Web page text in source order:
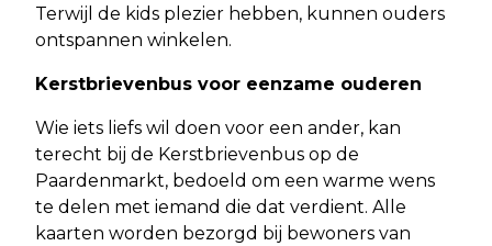
Terwijl de kids plezier hebben, kunnen ouders
ontspannen winkelen.
Kerstbrievenbus voor eenzame ouderen
Wie iets liefs wil doen voor een ander, kan
terecht bij de Kerstbrievenbus op de
Paardenmarkt, bedoeld om een warme wens
te delen met iemand die dat verdient. Alle
kaarten worden bezorgd bij bewoners van